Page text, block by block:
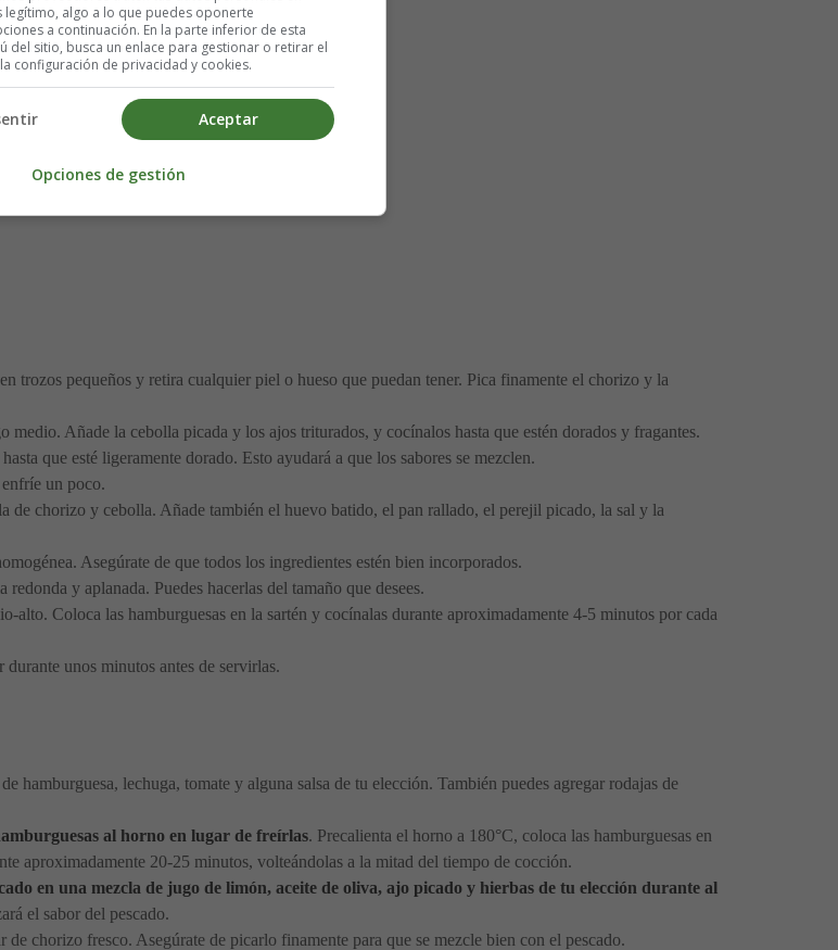
trozos pequeños y retira cualquier piel o hueso que puedan tener. Pica finamente el chorizo y la
medio. Añade la cebolla picada y los ajos triturados, y cocínalos hasta que estén dorados y fragantes.
que esté ligeramente dorado. Esto ayudará a que los sabores se mezclen.
un poco.
de chorizo y cebolla. Añade también el huevo batido, el pan rallado, el perejil picado, la sal y la
Asegúrate de que todos los ingredientes estén bien incorporados.
y aplanada. Puedes hacerlas del tamaño que desees.
alto. Coloca las hamburguesas en la sartén y cocínalas durante aproximadamente 4-5 minutos por cada
unos minutos antes de servirlas.
hamburguesa, lechuga, tomate y alguna salsa de tu elección. También puedes agregar rodajas de
al horno en lugar de freírlas. Precalienta el horno a 180°C, coloca las hamburguesas en
aproximadamente 20-25 minutos, volteándolas a la mitad del tiempo de cocción.
en una mezcla de jugo de limón, aceite de oliva, ajo picado y hierbas de tu elección durante al
el sabor del pescado.
chorizo ​​fresco. Asegúrate de picarlo finamente para que se mezcle bien con el pescado.
legítimo, algo a lo que puedes oponerte
a continuación. En la parte inferior de esta
del sitio, busca un enlace para gestionar o retirar el
configuración de privacidad y cookies.
Aceptar
Opciones de gestión